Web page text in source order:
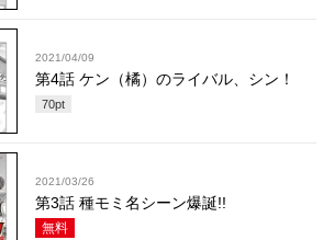
2021/04/09
第4話 ケン（橘）のライバル、シン！
70pt
2021/03/26
第3話 種モミ名シーン爆誕!!
無料